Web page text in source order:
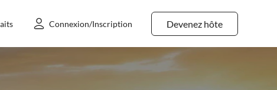
Devenez hôte
Connexion/Inscription